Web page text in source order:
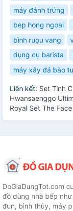
máy đánh trứng
bep hong ngoai
bình ruọu vang
dụng cụ barista
máy xây đá bào
Liên kết: Set Tinh
Hwansaenggo
Royal Set The
DoGiaDungTot.com
đồ dùng nhà bếp
đun, bình thủy, máy